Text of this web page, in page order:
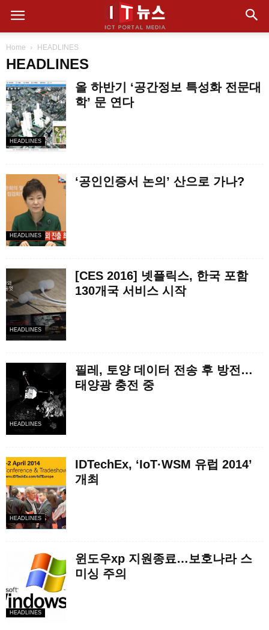
Home HEADLINES
HEADLINES
HEADLINES
올 하반기 ‘공간정보 특성화 전문대
학’ 문 연다
HEADLINES
‘공인인증서 논의’ 산으로 가나?
HEADLINES
[CES 2016] 넷플릭스, 한국 포함
130개국 서비스 시작
HEADLINES
필레, 토양 데이터 전송 후 방전…
태양광 충전 중
HEADLINES
IDTechEx, ‘IoT·WSM 유럽 2014’
개최
HEADLINES
윈도우xp 지원종료…보호나라 스
미싱 주의